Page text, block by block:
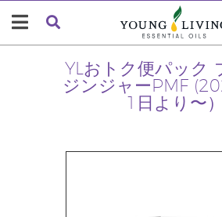
YLおトク便パック
ジンジャーPMF
1日より〜）